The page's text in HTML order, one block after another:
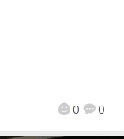
0 0